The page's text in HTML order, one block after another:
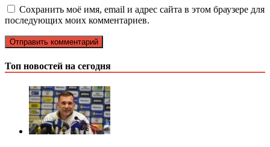
Сохранить моё имя, email и адрес сайта в этом браузере для
последующих моих комментариев.
Топ новостей на сегодня